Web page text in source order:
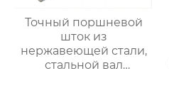
Точный поршневой
шток из
нержавеющей стали,
стальной вал